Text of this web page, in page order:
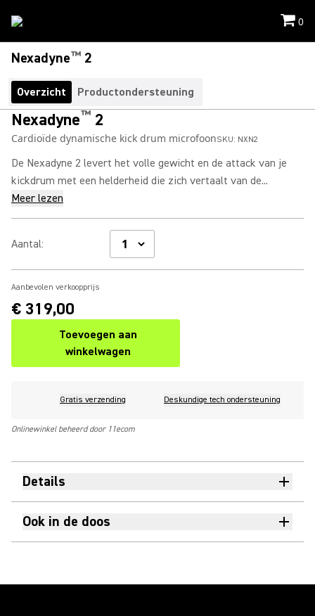
0
Nexadyne™ 2
Overzicht Productondersteuning
Nexadyne™ 2
Cardioïde dynamische kick drum microfoonSKU: NXN2
De Nexadyne 2 levert het volle gewicht en de attack van je
kickdrum met een helderheid die zich vertaalt van de...
Meer lezen
Aantal:
Aanbevolen verkoopprijs
€ 319,00
Toevoegen aan
winkelwagen
Gratis verzending Deskundige tech ondersteuning
Onlinewinkel beheerd door 11ecom
Details
Ook in de doos